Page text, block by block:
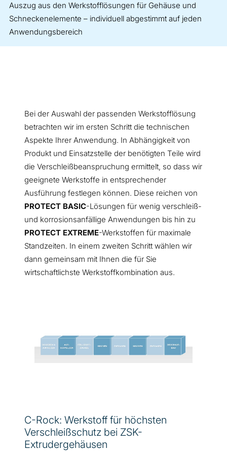
Auszug aus den Werkstofflösungen für Gehäuse und
Schneckenelemente – individuell abgestimmt auf jeden
Anwendungsbereich
Bei der Auswahl der passenden Werkstofflösung
betrachten wir im ersten Schritt die technischen
Aspekte Ihrer Anwendung. In Abhängigkeit von
Produkt und Einsatzstelle der benötigten Teile wird
die Verschleißbeanspruchung ermittelt, so dass wir
geeignete Werkstoffe in entsprechender
Ausführung festlegen können. Diese reichen von
PROTECT BASIC-Lösungen für wenig verschleiß-
und korrosionsanfällige Anwendungen bis hin zu
PROTECT EXTREME-Werkstoffen für maximale
Standzeiten. In einem zweiten Schritt wählen wir
dann gemeinsam mit Ihnen die für Sie
wirtschaftlichste Werkstoffkombination aus.
C-Rock: Werkstoff für höchsten
Verschleißschutz bei ZSK-
Extrudergehäusen